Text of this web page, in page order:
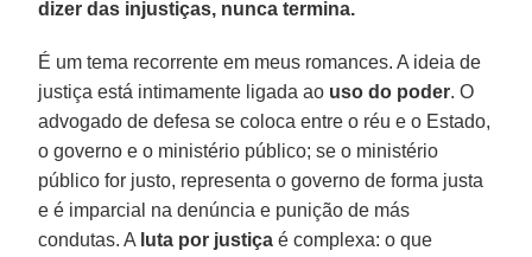
dizer das injustiças, nunca termina.
É um tema recorrente em meus romances. A ideia de
justiça está intimamente ligada ao uso do poder. O
advogado de defesa se coloca entre o réu e o Estado,
o governo e o ministério público; se o ministério
público for justo, representa o governo de forma justa
e é imparcial na denúncia e punição de más
condutas. A luta por justiça é complexa: o que